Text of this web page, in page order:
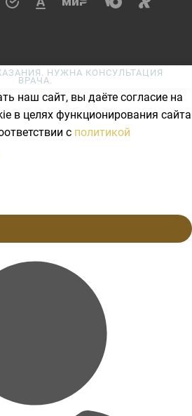
НУЖНА КОНСУЛЬТАЦИЯ
ВРАЧА.
наш сайт, вы даёте согласие на
в целях функционирования сайта
с политикой